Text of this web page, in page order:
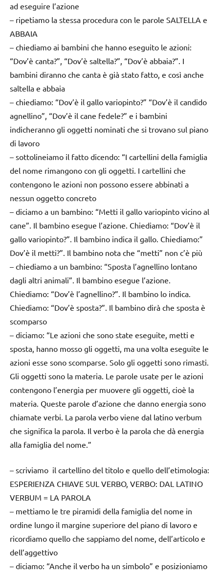
ad eseguire l’azione
– ripetiamo la stessa procedura con le parole SALTELLA e
ABBAIA
– chiediamo ai bambini che hanno eseguito le azioni:
“Dov’è canta?”, “Dov’è saltella?”, “Dov’è abbaia?”. I
bambini diranno che canta è già stato fatto, e così anche
saltella e abbaia
– chiediamo: “Dov’è il gallo variopinto?” “Dov’è il candido
agnellino”, “Dov’è il cane fedele?” e i bambini
indicheranno gli oggetti nominati che si trovano sul piano
di lavoro
– sottolineiamo il fatto dicendo: “I cartellini della famiglia
del nome rimangono con gli oggetti. I cartellini che
contengono le azioni non possono essere abbinati a
nessun oggetto concreto
– diciamo a un bambino: “Metti il gallo variopinto vicino al
cane”. Il bambino esegue l’azione. Chiediamo: “Dov’è il
gallo variopinto?”. Il bambino indica il gallo. Chiediamo:”
Dov’è il metti?”. Il bambino nota che “metti” non c’è più
– chiediamo a un bambino: “Sposta l’agnellino lontano
dagli altri animali”. Il bambino esegue l’azione.
Chiediamo: “Dov’è l’agnellino?”. Il bambino lo indica.
Chiediamo: “Dov’è sposta?”. Il bambino dirà che sposta è
scomparso
– diciamo: “Le azioni che sono state eseguite, metti e
sposta, hanno mosso gli oggetti, ma una volta eseguite le
azioni esse sono scomparse. Solo gli oggetti sono rimasti.
Gli oggetti sono la materia. Le parole usate per le azioni
contengono l’energia per muovere gli oggetti, cioè la
materia. Queste parole d’azione che danno energia sono
chiamate verbi. La parola verbo viene dal latino verbum
che significa la parola. Il verbo è la parola che dà energia
alla famiglia del nome.”
– scriviamo il cartellino del titolo e quello dell’etimologia:
ESPERIENZA CHIAVE SUL VERBO, VERBO: DAL LATINO
VERBUM = LA PAROLA
– mettiamo le tre piramidi della famiglia del nome in
ordine lungo il margine superiore del piano di lavoro e
ricordiamo quello che sappiamo del nome, dell’articolo e
dell’aggettivo
– diciamo: “Anche il verbo ha un simbolo” e posizioniamo